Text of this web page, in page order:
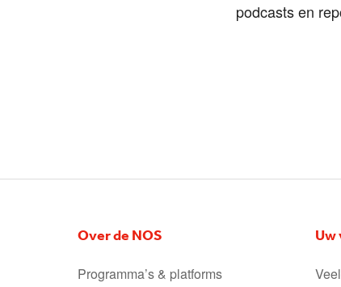
podcasts en
Over de NOS
Programma’s & platforms
Uw